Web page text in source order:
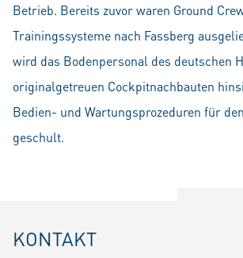
Betrieb. Bereits zuvor waren Ground
Trainingssysteme nach Fassberg
wird das Bodenpersonal des deutschen
originalgetreuen Cockpitnachbauten
Bedien- und Wartungsprozeduren für
geschult.
KONTAKT